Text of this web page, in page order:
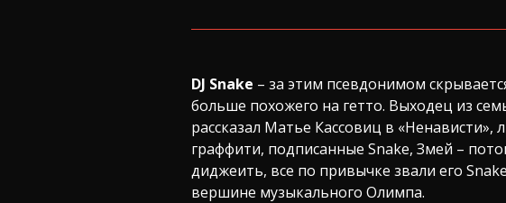
DJ Snake – за этим псевдонимом
больше похожего на гетто. Выходец из
рассказал Матье Кассовиц в
граффити, подписанные Snake, Змей –
диджеить, все по привычке звали его
вершине музыкального Олимпа.